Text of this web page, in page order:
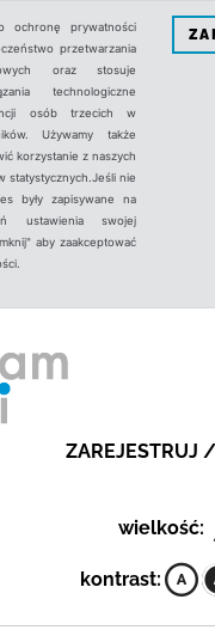
ochronę prywatności
przetwarzania
oraz stosuje
technologiczne
osób trzecich w
Używamy także
korzystanie z naszych
statystycznych.Jeśli nie
były zapisywane na
ustawienia swojej
aby zaakceptować
ZAREJESTRUJ
wielkość:
kontrast: